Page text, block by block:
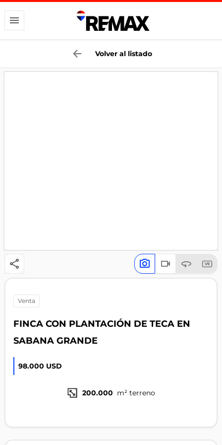
Volver al listado
venta
FINCA CON PLANTACIÓN DE TECA EN
SABANA GRANDE
98.000 USD
200.000 m² terreno